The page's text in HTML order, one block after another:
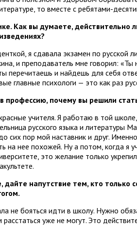
то вместе с ребятами-
Как вы думаете,
я сдавала экзамен по русской
и преподаватель мне говорил:
перечитаешь и найдешь для себя
главные психологи — это как раз
профессию, почему вы решили
учителя. Я работаю в той
русского языка и литературы
сих пор мой наставник и друг.
на нее похожей. Ну а потом, когда я
это желание только
дайте напутствие тем, кто только
не бояться идти в школу. Нужно
уже не могут. Это